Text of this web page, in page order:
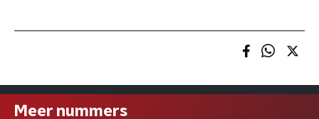
Meer nummers